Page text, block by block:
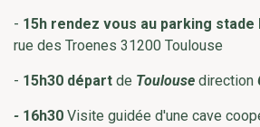
- 15h rendez vous au parking stade
rue des Troenes 31200 Toulouse
- 15h30 départ de Toulouse direction
- 16h30 Visite guidée d'une cave